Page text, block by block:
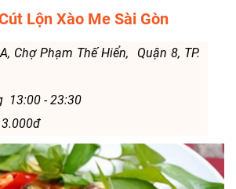
Lộn Xào Me Sài Gòn
Chợ Phạm Thế Hiển, Quận 8, TP.
13:00 - 23:30